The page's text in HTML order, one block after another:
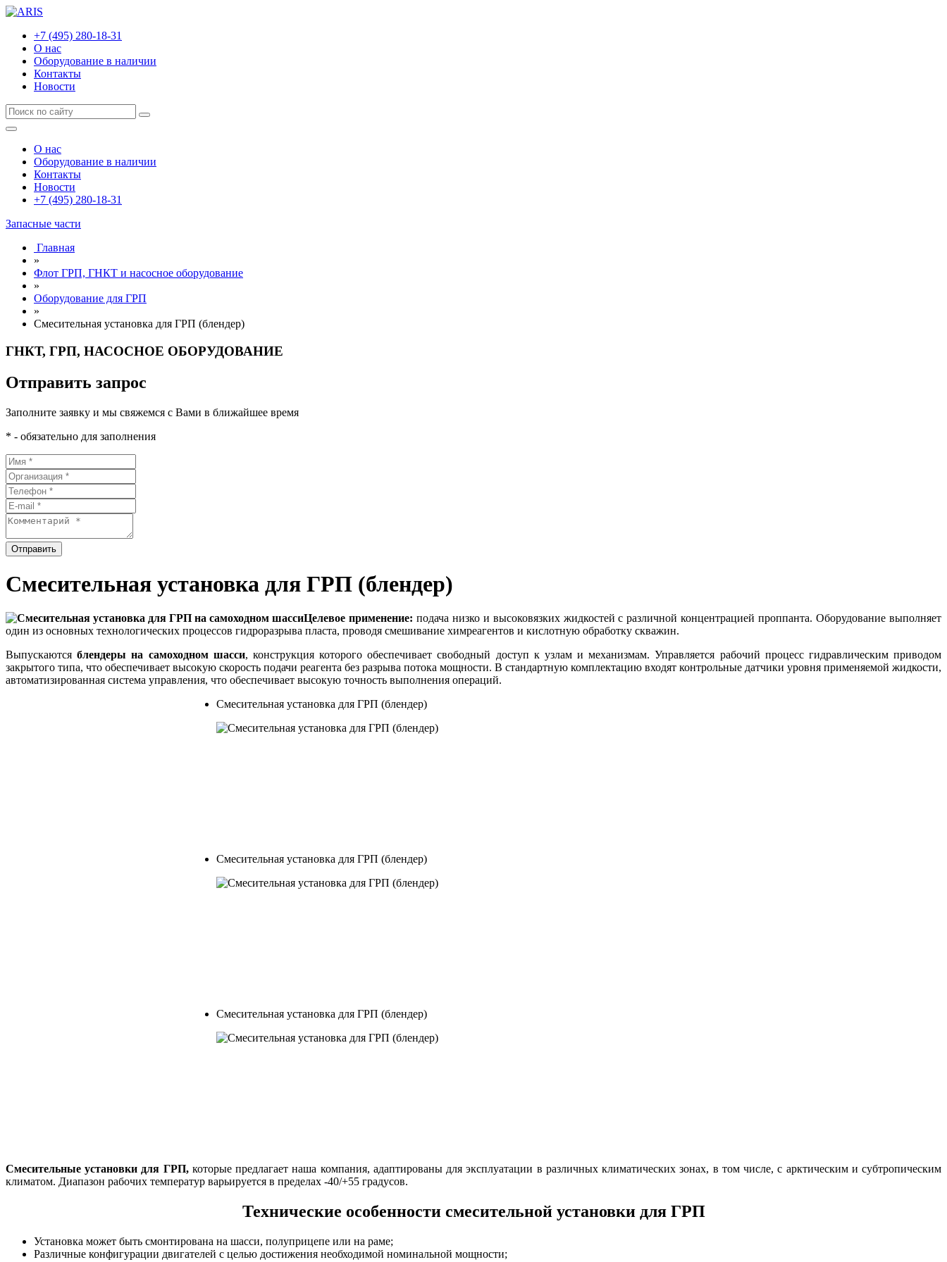
+7 (495) 280-18-31
О нас
Оборудование в наличии
Контакты
Новости
О нас
Оборудование в наличии
Контакты
Новости
+7 (495) 280-18-31
Запасные части
Главная
»
Флот ГРП, ГНКТ и насосное оборудование
»
Оборудование для ГРП
»
Смесительная установка для ГРП (блендер)
ГНКТ, ГРП, НАСОСНОЕ ОБОРУДОВАНИЕ
Отправить запрос
Заполните заявку и мы свяжемся с Вами в ближайшее время
* - обязательно для заполнения
Отправить
Смесительная установка для ГРП (блендер)
Целевое применение: подача низко и высоковязких жидкостей с различной концентрацией проппанта. Оборудование выполняет
один из основных технологических процессов гидроразрыва пласта, проводя смешивание химреагентов и кислотную обработку скважин.
Выпускаютсяблендеры на самоходном шасси, конструкция которого обеспечивает свободный доступ к узлам и механизмам. Управляется рабочий процесс гидравлическим приводом
закрытого типа, что обеспечивает высокую скорость подачи реагента без разрыва потока мощности. В стандартную комплектацию входят контрольные датчики уровня применяемой жидкости,
автоматизированная система управления, что обеспечивает высокую точность выполнения операций.
Смесительная установка для ГРП (блендер)
Смесительная установка для ГРП (блендер)
Смесительная установка для ГРП (блендер)
Смесительные установки для ГРП,которые предлагает наша компания, адаптированы для эксплуатации в различных климатических зонах, в том числе, с арктическим и субтропическим
климатом. Диапазон рабочих температур варьируется в пределах -40/+55 градусов.
Технические особенности смесительной установки для ГРП
Установка может быть смонтирована на шасси, полуприцепе или на раме;
Различные конфигурации двигателей с целью достижения необходимой номинальной мощности;